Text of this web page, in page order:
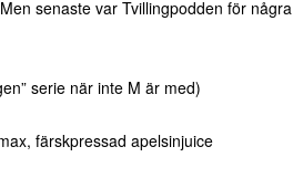
senaste var Tvillingpodden för några
serie när inte M är med)
färskpressad apelsinjuice